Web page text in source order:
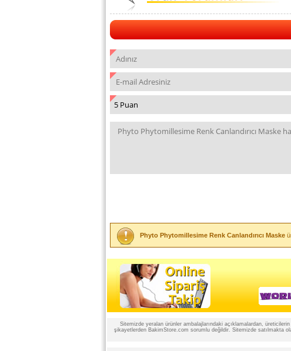
Phyto Phytomillesime Renk Canlandırıcı Maske
Sitemizde yeralan ürünler ambalajlarındaki açıklamalardan,
şikayetlerden BakimStore.com sorumlu değildir. Sitemizde satılmakta